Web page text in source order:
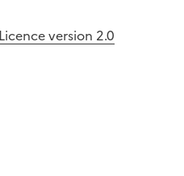
version 2.0